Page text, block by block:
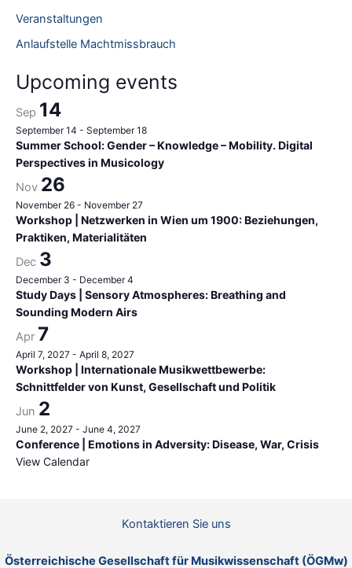
r
:
Veranstaltungen
Anlaufstelle Machtmissbrauch
Upcoming events
Sep 14
September 14 - September 18
Summer School: Gender – Knowledge – Mobility. Digital
Perspectives in Musicology
Nov 26
November 26 - November 27
Workshop | Netzwerken in Wien um 1900: Beziehungen,
Praktiken, Materialitäten
Dec 3
December 3 - December 4
Study Days | Sensory Atmospheres: Breathing and
Sounding Modern Airs
Apr 7
April 7, 2027 - April 8, 2027
Workshop | Internationale Musikwettbewerbe:
Schnittfelder von Kunst, Gesellschaft und Politik
Jun 2
June 2, 2027 - June 4, 2027
Conference | Emotions in Adversity: Disease, War, Crisis
View Calendar
Kontaktieren Sie uns
Österreichische Gesellschaft für Musikwissenschaft (ÖGMw)